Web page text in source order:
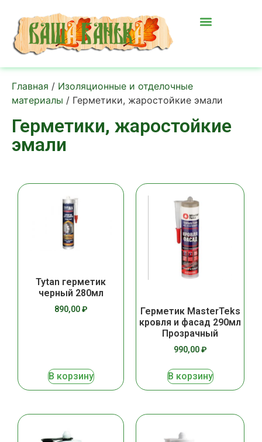
Главная / Изоляционные и отделочные
материалы / Герметики, жаростойкие эмали
Герметики, жаростойкие
эмали
Tytan герметик
черный 280мл
890,00₽
В корзину
Герметик MasterTeks
кровля и фасад 290мл
Прозрачный
990,00₽
В корзину